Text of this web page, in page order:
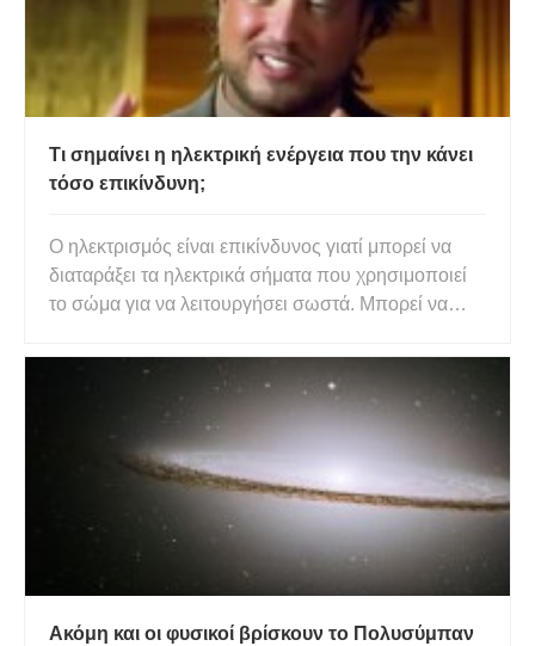
Τι σημαίνει η ηλεκτρική ενέργεια που την κάνει
τόσο επικίνδυνη;
Ο ηλεκτρισμός είναι επικίνδυνος γιατί μπορεί να
διαταράξει τα ηλεκτρικά σήματα που χρησιμοποιεί
το σώμα για να λειτουργήσει σωστά. Μπορεί να
μυϊκές συσπάσεις. Μπορεί επίσης να προκαλέσει
παράλυση, η οποία μπορεί να οδηγήσει σε πτώσεις
Ακόμη και οι φυσικοί βρίσκουν το Πολυσύμπαν